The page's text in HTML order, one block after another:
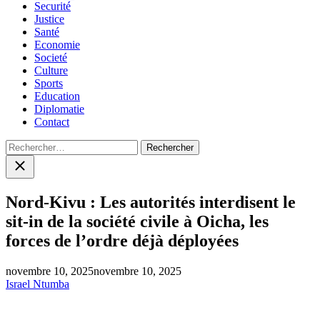
Securité
Justice
Santé
Economie
Societé
Culture
Sports
Education
Diplomatie
Contact
Rechercher :
Close
search
Nord-Kivu : Les autorités interdisent le
sit-in de la société civile à Oicha, les
forces de l’ordre déjà déployées
novembre 10, 2025novembre 10, 2025
Israel Ntumba